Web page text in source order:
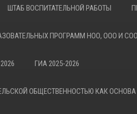
ШТАБ ВОСПИТАТЕЛЬНОЙ РАБОТЫ
ПРОГРАММ НОО, ООО И СОО
ГИА 2025-2026
ОБЩЕСТВЕННОСТЬЮ КАК